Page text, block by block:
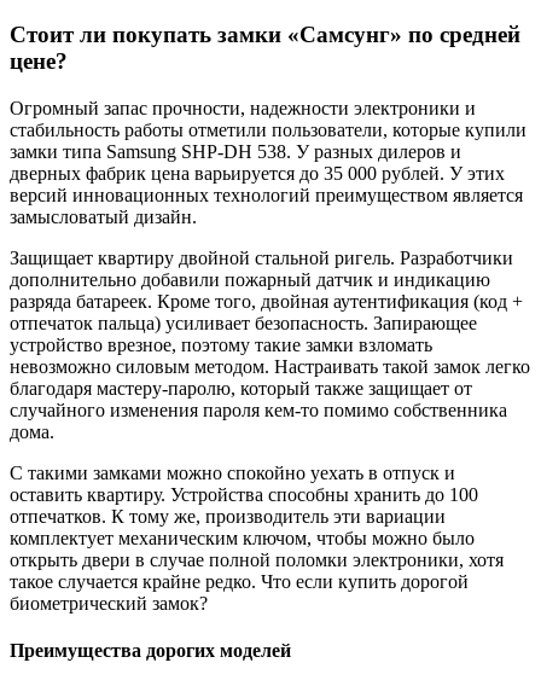
Стоит ли покупать замки «Самсунг» по средней
цене?
Огромный запас прочности, надежности электроники и
стабильность работы отметили пользователи, которые купили
замки типа Samsung SHP-DH 538. У разных дилеров и
дверных фабрик цена варьируется до 35 000 рублей. У этих
версий инновационных технологий преимуществом является
замысловатый дизайн.
Защищает квартиру двойной стальной ригель. Разработчики
дополнительно добавили пожарный датчик и индикацию
разряда батареек. Кроме того, двойная аутентификация (код +
отпечаток пальца) усиливает безопасность. Запирающее
устройство врезное, поэтому такие замки взломать
невозможно силовым методом. Настраивать такой замок легко
благодаря мастеру-паролю, который также защищает от
случайного изменения пароля кем-то помимо собственника
дома.
С такими замками можно спокойно уехать в отпуск и
оставить квартиру. Устройства способны хранить до 100
отпечатков. К тому же, производитель эти вариации
комплектует механическим ключом, чтобы можно было
открыть двери в случае полной поломки электроники, хотя
такое случается крайне редко. Что если купить дорогой
биометрический замок?
Преимущества дорогих моделей